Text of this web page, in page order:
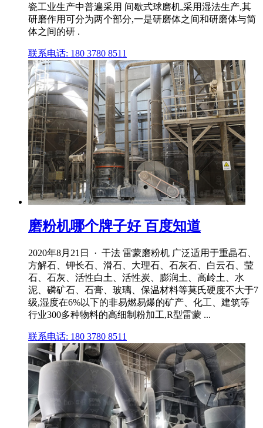
瓷工业生产中普遍采用 间歇式球磨机,采用湿法生产,其
研磨作用可分为两个部分,一是研磨体之间和研磨体与简
体之间的研 .
联系电话: 180 3780 8511
磨粉机哪个牌子好 百度知道
2020年8月21日 · 干法 雷蒙磨粉机 广泛适用于重晶石、
方解石、钾长石、滑石、大理石、石灰石、白云石、莹
石、石灰、活性白土、活性炭、膨润土、高岭土、水
泥、磷矿石、石膏、玻璃、保温材料等莫氏硬度不大于7
级,湿度在6%以下的非易燃易爆的矿产、化工、建筑等
行业300多种物料的高细制粉加工,R型雷蒙 ...
联系电话: 180 3780 8511